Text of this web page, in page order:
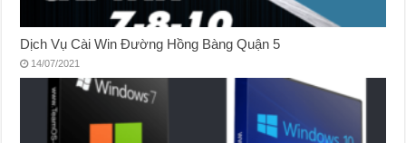
Dịch Vụ Cài Win Đường Hồng Bàng Quận 5
14/07/2021